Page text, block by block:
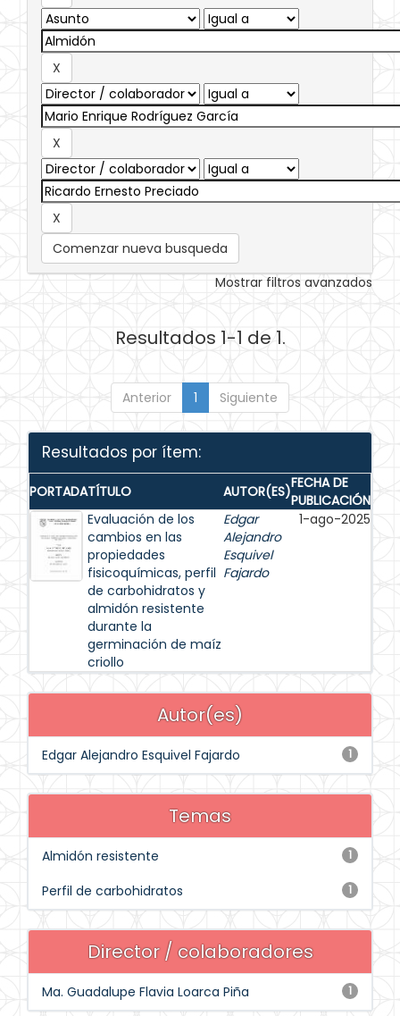
Comenzar nueva busqueda
Mostrar filtros avanzados
Resultados 1-1 de 1.
Anterior 1 Siguiente
Resultados por ítem:
PORTADATÍTULO AUTOR(ES)FECHA DE
PUBLICACIÓN
Evaluación de los
cambios en las
propiedades
fisicoquímicas, perfil
de carbohidratos y
almidón resistente
durante la
germinación de maíz
criollo
Edgar
Alejandro
Esquivel
Fajardo
1-ago-2025
Autor(es)
1
Edgar Alejandro Esquivel Fajardo
Temas
1
Almidón resistente
1
Perfil de carbohidratos
Director / colaboradores
1
Ma. Guadalupe Flavia Loarca Piña